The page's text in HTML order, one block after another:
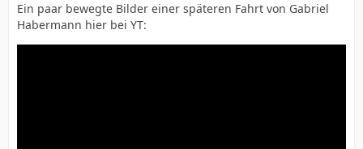
Ein paar bewegte Bilder einer späteren Fahrt von Gabriel
Habermann hier bei YT: